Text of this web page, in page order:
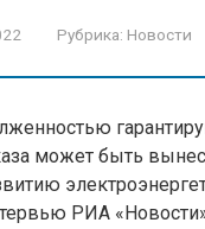
Рубрика: Новости
может быть
РИА